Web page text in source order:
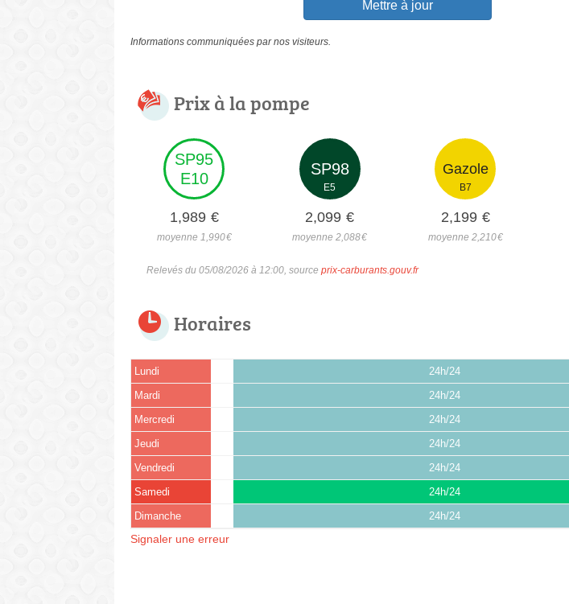
Mettre à jour
Informations communiquées par nos visiteurs.
Prix à la pompe
SP95
E10
1,989 €
moyenne 1,990€
SP98
E5
2,099 €
moyenne 2,088€
Gazole
B7
2,199 €
moyenne 2,210€
Relevés du 05/08/2026 à 12:00, source prix-carburants.gouv.fr
Horaires
Lundi 24h/24
Mardi 24h/24
Mercredi 24h/24
Jeudi 24h/24
Vendredi 24h/24
Samedi 24h/24
Dimanche 24h/24
Signaler une erreur